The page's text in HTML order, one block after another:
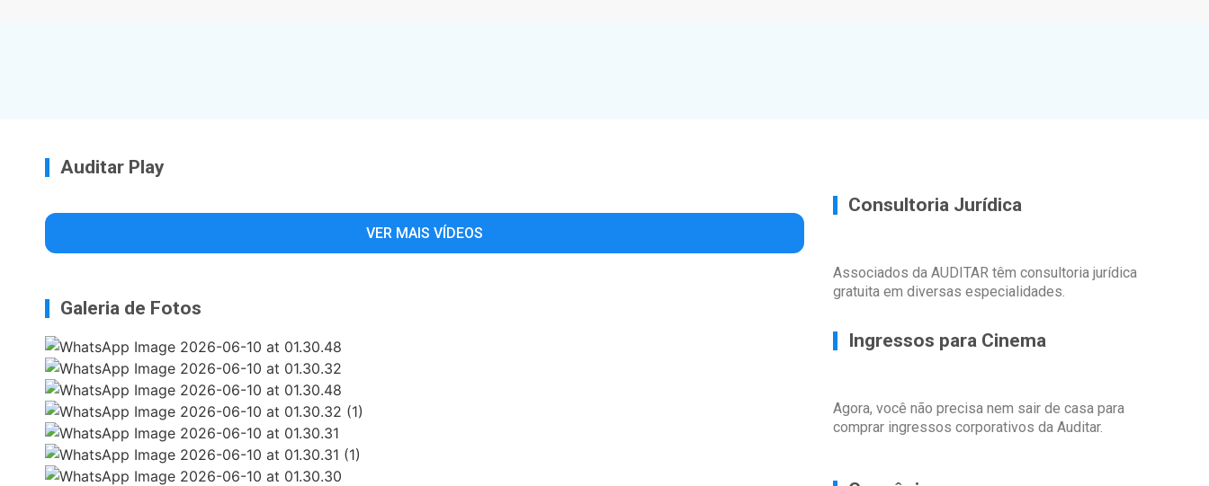
Auditar Play
VER MAIS VÍDEOS
Galeria de Fotos
Consultoria Jurídica
Associados da AUDITAR têm consultoria jurídica
gratuita em diversas especialidades.
Ingressos para Cinema
Agora, você não precisa nem sair de casa para
comprar ingressos corporativos da Auditar.